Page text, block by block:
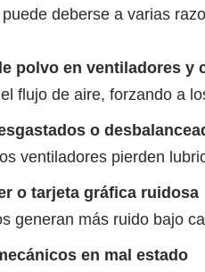
deberse a varias
polvo en ventiladores y
flujo de aire, forzando a
o
ventiladores pierden
o tarjeta gráfica ruidosa
generan más ruido bajo
en mal estado